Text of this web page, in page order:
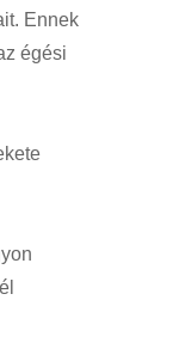
Ennek
égési